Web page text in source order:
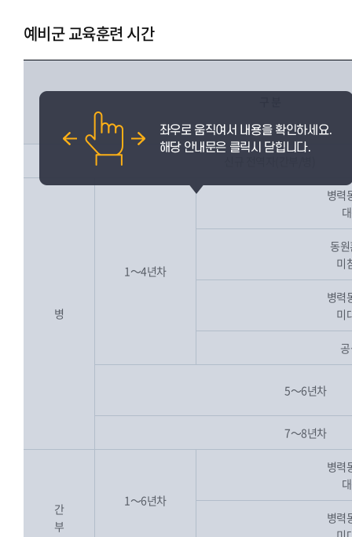
예비군 교육훈련 시간
병
1～4년차
병력
동
미
병력
미
5～6년차
7～8년차
간
부
1～6년차
병력
병력